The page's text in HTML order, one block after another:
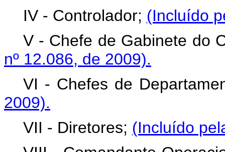
IV - Controlador; (Incluído
V - Chefe de Gabinete do
nº 12.086, de 2009).
VI - Chefes de
2009).
VII - Diretores; (Incluído